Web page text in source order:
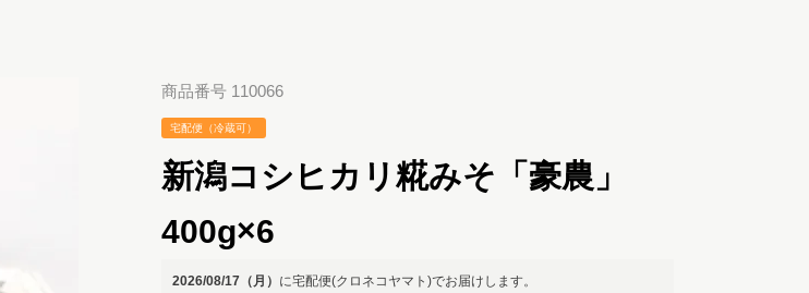
商品番号 110066
宅配便（冷蔵可）
新潟コシヒカリ糀みそ「豪農」
400g×6
2026/08/17（月） に宅配便(クロネコヤマト)でお届けします。